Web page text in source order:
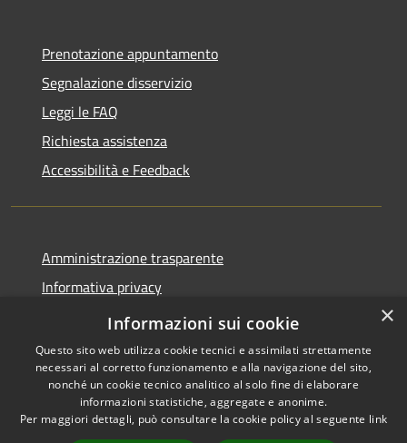
Prenotazione appuntamento
Segnalazione disservizio
Leggi le FAQ
Richiesta assistenza
Accessibilità e Feedback
Amministrazione trasparente
Informativa privacy
Accessibilità
IBAN, CCP, fatturazione
elettronica e altri codici
×
Informazioni sui cookie
Questo sito web utilizza cookie tecnici e assimilati strettamente
necessari al corretto funzionamento e alla navigazione del sito,
nonché un cookie tecnico analitico al solo fine di elaborare
informazioni statistiche, aggregate e anonime.
Per maggiori dettagli, può consultare la cookie policy al seguente link